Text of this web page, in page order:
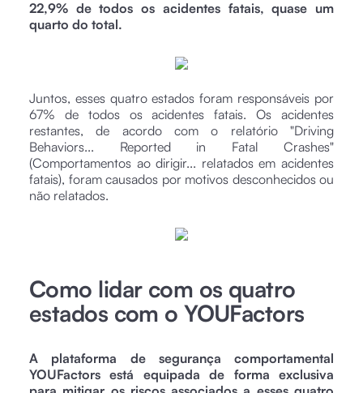
22,9% de todos os acidentes fatais, quase um
quarto do total.
Juntos, esses quatro estados foram responsáveis por
67% de todos os acidentes fatais. Os acidentes
restantes, de acordo com o relatório "Driving
Behaviors... Reported in Fatal Crashes"
(Comportamentos ao dirigir... relatados em acidentes
fatais), foram causados por motivos desconhecidos ou
não relatados.
Como lidar com os quatro
estados com o YOUFactors
A plataforma de segurança comportamental
YOUFactors está equipada de forma exclusiva